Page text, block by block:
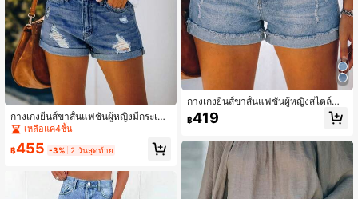
กางเกงยีนส์ขาสั้นแฟชั่นผู้หญิงมีกระเป๋า
ขาดๆ สไตล์ลำลองสำหรับฤดูร้อน
เหลือแค่4ชิ้น
฿455 -3% 2 วันสุดท้าย
กางเกงยีนส์ขาสั้นแฟชั่นผู้หญิงสไตล์ลำ
ลองสำหรับฤดูร้อน
฿419